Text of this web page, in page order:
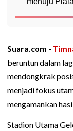
menuju
Suara.com -
beruntun dalam
mendongkrak
menjadi fokus
mengamankan
Stadion Utama